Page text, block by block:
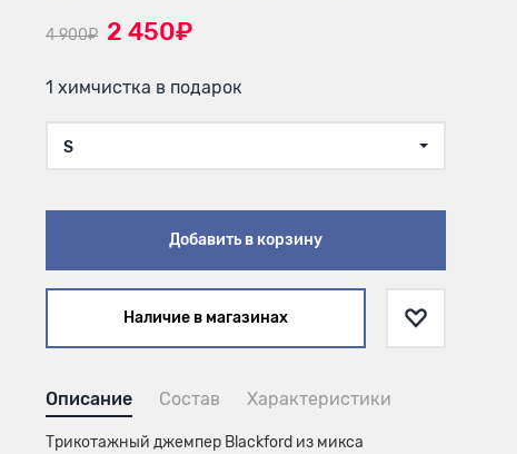
4 900₽ 2 450₽
1 химчистка в подарок
S
Добавить в корзину
Наличие в магазинах
Описание Состав Характеристики
Трикотажный джемпер Blackford из микса